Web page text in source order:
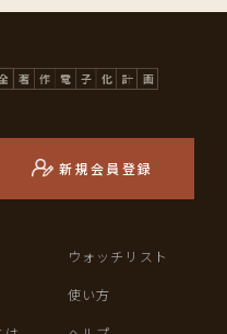
新規会員登録
ウォッチリスト
使い方